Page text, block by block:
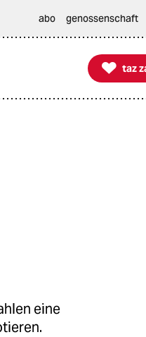
abo genossenschaft

taz zahl
taz
eine